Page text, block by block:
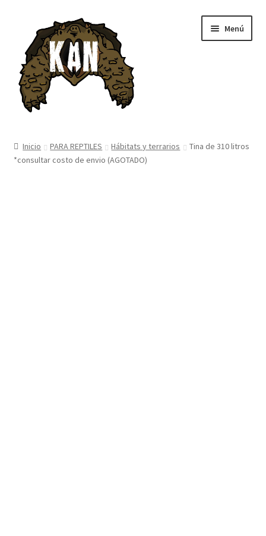
navegación
contenido
Menú
Tienda
Inicio PARA REPTILES Hábitats y terrarios
Tina de 310 litros
*consultar costo de envio (AGOTADO)